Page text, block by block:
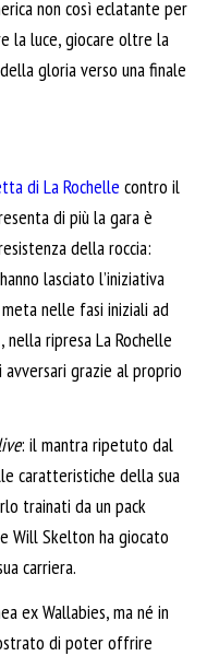
non così eclatante per
la luce, giocare oltre la
gloria verso una finale
di La Rochelle contro il
di più la gara è
della roccia:
lasciato l’iniziativa
nelle fasi iniziali ad
ripresa La Rochelle
grazie al proprio
: il mantra ripetuto dal
caratteristiche della sua
trainati da un pack
Will Skelton ha giocato
carriera.
ex Wallabies, ma né in
di poter offrire